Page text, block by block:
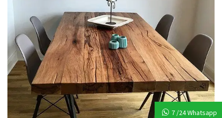
7 /24 Whatsapp